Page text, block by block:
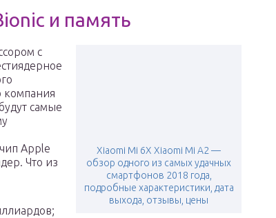
и память
Xiaomi Mi 6X Xiaomi Mi A2 —
обзор одного из самых удачных
смартфонов 2018 года,
подробные характеристики, дата
выхода, отзывы, цены
с
компания
самые
Apple
Что из